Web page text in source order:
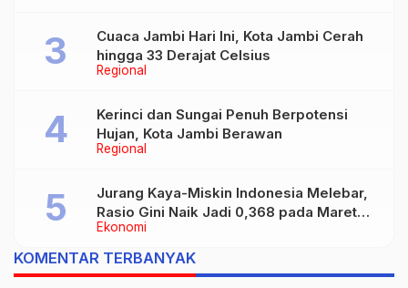
Regional
Cuaca Jambi Hari Ini, Kota Jambi Cerah
hingga 33 Derajat Celsius
Regional
Kerinci dan Sungai Penuh Berpotensi
Hujan, Kota Jambi Berawan
Ekonomi
Jurang Kaya-Miskin Indonesia Melebar,
Rasio Gini Naik Jadi 0,368 pada Maret
2026
KOMENTAR TERBANYAK